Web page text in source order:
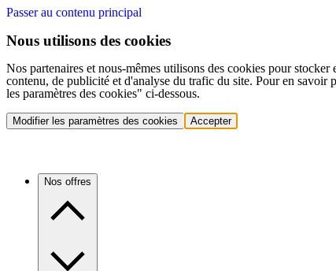
Passer au contenu principal
Nous utilisons des cookies
Nos partenaires et nous-mêmes utilisons des cookies pour
contenu, de publicité et d'analyse du trafic du site. Pour en
les paramètres des cookies" ci-dessous.
Modifier les paramètres des cookies Accepter
Nos offres